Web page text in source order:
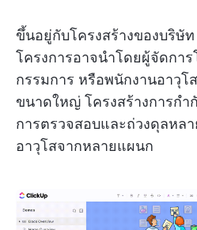
ขึ้นอยู่กับโครงสร้างของบริษั
โครงการอาจนำโดยผู้จัดกา
กรรมการ หรือพนักงานอาวุโ
ขนาดใหญ่ โครงสร้างการกำ
การตรวจสอบและถ่วงดุลหล
อาวุโสจากหลายแผนก